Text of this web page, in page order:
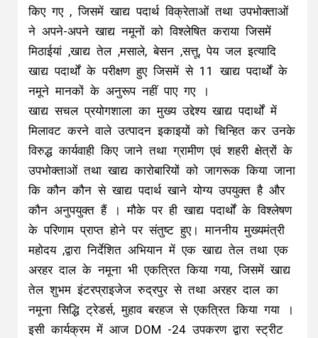
किए गए , जिसमें खाद्य पदार्थ विक्रेताओं तथा उपभोक्ताओं
ने अपने-अपने खाद्य नमूनों को विश्लेषित कराया जिसमें
मिठाईयां ,खाद्य तेल ,मसाले, बेसन ,सत्तू, पेय जल इत्यादि
खाद्य पदार्थों के परीक्षण हुए जिसमें से 11 खाद्य पदार्थों के
नमूने मानकों के अनुरूप नहीं पाए गए ।
खाद्य सचल प्रयोगशाला का मुख्य उद्देश्य खाद्य पदार्थों में
मिलावट करने वाले उत्पादन इकाइयों को चिन्हित कर उनके
विरुद्ध कार्यवाही किए जाने तथा ग्रामीण एवं शहरी क्षेत्रों के
उपभोक्ताओं तथा खाद्य कारोबारियों को जागरूक किया जाना
कि कौन कौन से खाद्य पदार्थ खाने योग्य उपयुक्त है और
कौन अनुपयुक्त हैं । मौके पर ही खाद्य पदार्थों के विश्लेषण
के परिणाम प्राप्त होने पर संतुष्ट हुए। माननीय मुख्यमंत्री
महोदय ,द्वारा निर्देशित अभियान में एक खाद्य तेल तथा एक
अरहर दाल के नमूना भी एकत्रित किया गया, जिसमें खाद्य
तेल शुभम इंटरप्राइजेज रुद्रपुर से तथा अरहर दाल का
नमूना सिद्धि ट्रेडर्स, मुहाव बरहज से एकत्रित किया गया ।
इसी कार्यक्रम में आज DOM -24 उपकरण द्वारा स्ट्रीट